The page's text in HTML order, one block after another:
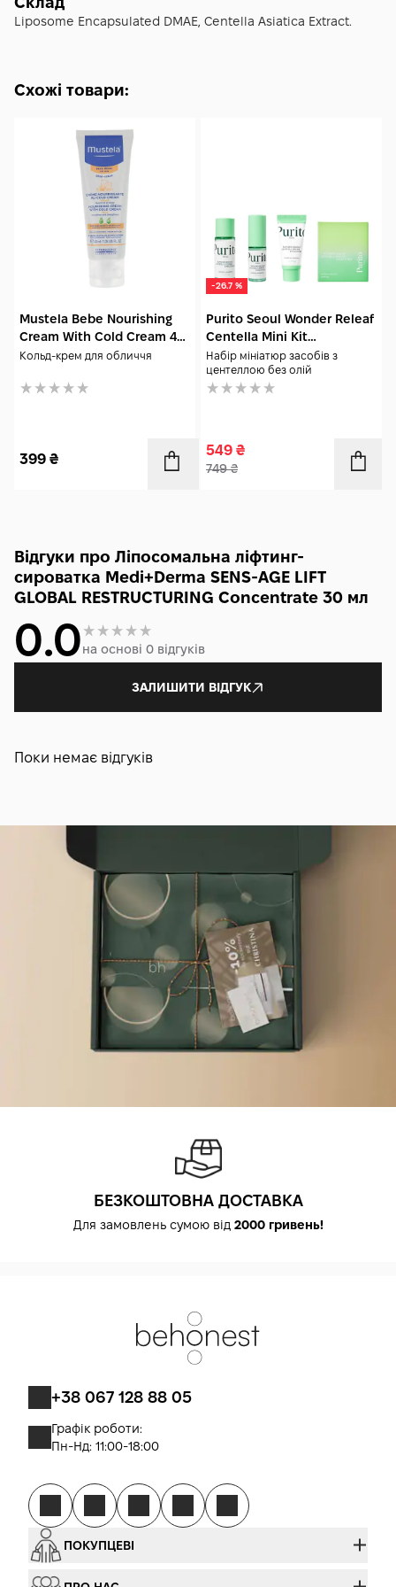
Liposome Encapsulated DMAE, Centella Asiatica Extract.
Схожі товари:
Mustela Bebe Nourishing
Cream With Cold Cream 40
мл
Кольд-крем для обличчя
399 ₴
-26.7 %
Purito Seoul Wonder Releaf
Centella Mini Kit
Unscented
Набір мініатюр засобів з
центеллою без олій
549 ₴
749₴
Відгуки про Ліпосомальна ліфтинг-
сироватка Medi+Derma SENS-AGE LIFT
GLOBAL RESTRUCTURING Concentrate 30 мл
0.0на основі 0 відгуків
ЗАЛИШИТИ ВІДГУК
Поки немає відгуків
БЕЗКОШТОВНА ДОСТАВКА
Для замовлень сумою від 2000 гривень!
+38 067 128 88 05
Графік роботи:
Пн-Нд: 11:00-18:00
ПОКУПЦЕВІ